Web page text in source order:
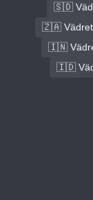
🇸🇩
🇿🇦 Vädret
🇮🇳
🇮🇩